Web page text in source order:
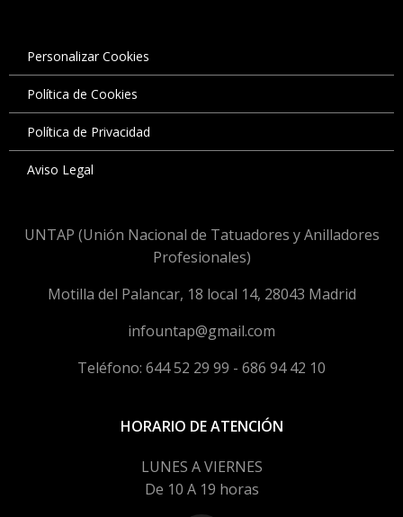
Personalizar Cookies
Política de Cookies
Política de Privacidad
Aviso Legal
UNTAP (Unión Nacional de Tatuadores y Anilladores
Profesionales)
Motilla del Palancar, 18 local 14, 28043 Madrid
infountap@gmail.com
Teléfono: 644 52 29 99 - 686 94 42 10
HORARIO DE ATENCIÓN
LUNES A VIERNES
De 10 A 19 horas